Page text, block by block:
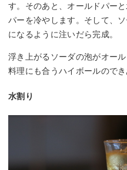
す。そのあと、オールドパー
パーを冷やします。そして、
になるように注いだら完成。
浮き上がるソーダの泡がオー
料理にも合うハイボールのでき
水割り